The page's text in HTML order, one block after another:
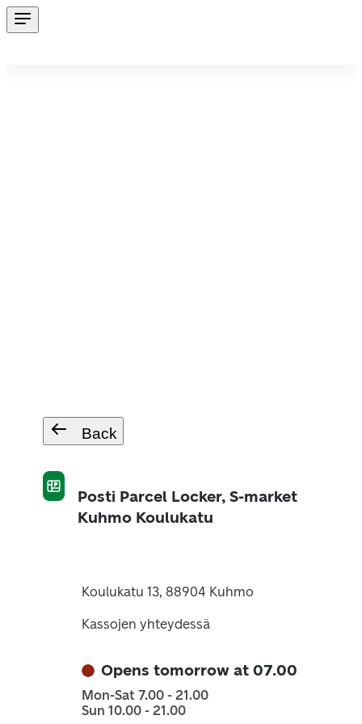
Back
Posti Parcel Locker, S-market
Kuhmo Koulukatu
Koulukatu 13, 88904 Kuhmo
Kassojen yhteydessä
Opens tomorrow at 07.00
Mon-Sat 7.00 - 21.00
Sun 10.00 - 21.00